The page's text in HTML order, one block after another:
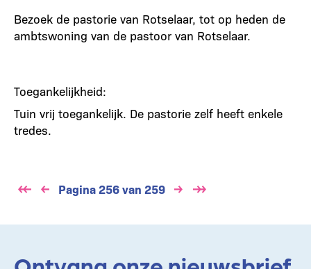
Bezoek de pastorie van Rotselaar, tot op heden de
ambtswoning van de pastoor van Rotselaar.
Toegankelijkheid:
Tuin vrij toegankelijk. De pastorie zelf heeft enkele
tredes.
PagineringPagina 256 van 259